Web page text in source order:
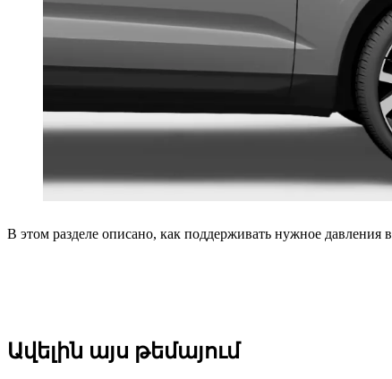
В этом разделе описано, как поддерживать нужное давления
Ավելին այս թեմայում